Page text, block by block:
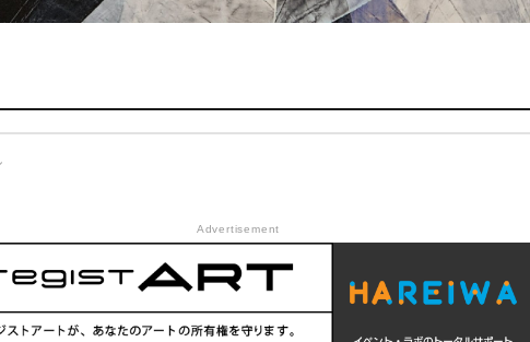
新宿3-38-2 ルミネ新宿 ルミネ2‐2F
Advertisement